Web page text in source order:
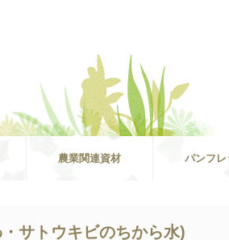
農業関連資材 パンフ
サトウキビのちから水)